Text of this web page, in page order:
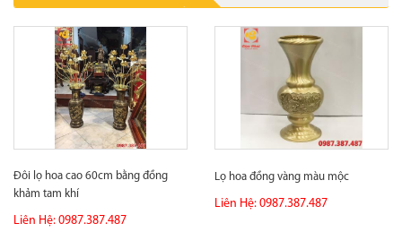
Đôi lọ hoa cao 60cm bằng đồng
khảm tam khí
Liên Hệ: 0987.387.487
Lọ hoa đồng vàng màu mộc
Liên Hệ: 0987.387.487